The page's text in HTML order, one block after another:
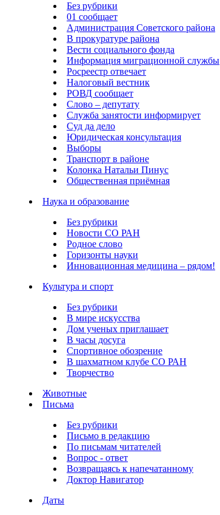
Без рубрики
01 сообщает
Администрация Советского района
В прокуратуре района
Вести социального фонда
Информация миграционной службы
Росреестр отвечает
Налоговый вестник
РОВД сообщает
Слово – депутату
Служба занятости информирует
Суд да дело
Юридическая консультация
Выборы
Транспорт в районе
Колонка Натальи Пинус
Общественная приёмная
Наука и образование
Без рубрики
Новости СО РАН
Родное слово
Горизонты науки
Инновационная медицина – рядом!
Культура и спорт
Без рубрики
В мире искусства
Дом ученых приглашает
В часы досуга
Спортивное обозрение
В шахматном клубе СО РАН
Творчество
Животные
Письма
Без рубрики
Письмо в редакцию
По письмам читателей
Вопрос - ответ
Возвращаясь к напечатанному
Доктор Навигатор
Даты